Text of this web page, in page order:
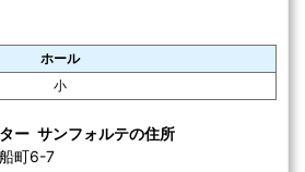
ホール
小
ー サンフォルテの住所
町6-7